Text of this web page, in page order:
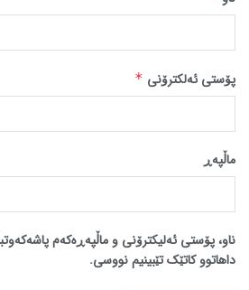
پۆستی ئەلکترۆنی *
ماڵپه‌ڕ
ناو، پۆستی ئەلیکترۆنی و ماڵپەڕەکەم
داهاتوو کاتێک تێبینیم نووسی.